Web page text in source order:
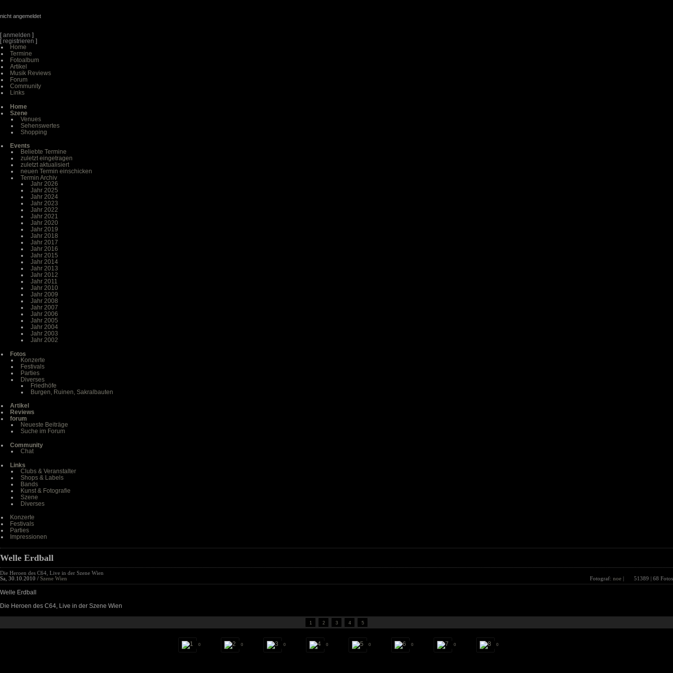
nicht angemeldet
[anmelden ]
[registrieren ]
Home
Termine
Fotoalbum
Artikel
Musik Reviews
Forum
Community
Links
Home
Szene
Venues
Sehenswertes
Shopping
Events
Beliebte Termine
zuletzt eingetragen
zuletzt aktualisiert
neuen Termin einschicken
Termin Archiv
Jahr 2026
Jahr 2025
Jahr 2024
Jahr 2023
Jahr 2022
Jahr 2021
Jahr 2020
Jahr 2019
Jahr 2018
Jahr 2017
Jahr 2016
Jahr 2015
Jahr 2014
Jahr 2013
Jahr 2012
Jahr 2011
Jahr 2010
Jahr 2009
Jahr 2008
Jahr 2007
Jahr 2006
Jahr 2005
Jahr 2004
Jahr 2003
Jahr 2002
Fotos
Konzerte
Festivals
Parties
Diverses
Friedhöfe
Burgen, Ruinen, Sakralbauten
Artikel
Reviews
forum
Neueste Beiträge
Suche im Forum
Community
Chat
Links
Clubs & Veranstalter
Shops & Labels
Bands
Kunst & Fotografie
Szene
Diverses
Konzerte
Festivals
Parties
Impressionen
Welle Erdball
Die Heroen des C64, Live in der Szene Wien
Sa, 30.10.2010 / Szene Wien Fotograf: noe | 51389 | 68 Fotos
Welle Erdball
Die Heroen des C64, Live in der Szene Wien
1 2 3 4 5
0 0 0 0 0 0 0 0